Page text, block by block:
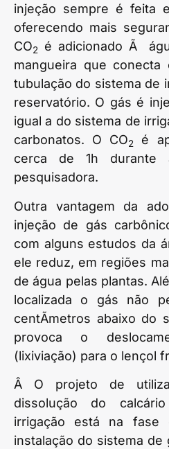
injeção sempre é feita
oferecendo mais
CO2
é adicionado Ã
mangueira que
tubulação do sistema de
reservatório. O gás é
igual a do sistema de
carbonatos. O CO2
é
cerca de 1h durante
pesquisadora.
Outra vantagem da
injeção de gás
com alguns estudos da
ele reduz, em regiões
de água pelas plantas.
localizada o gás não
centÃ­metros abaixo do
provoca o
(lixiviação) para o lençol
Â O projeto de
dissolução do
irrigação está na fase
instalação do sistema de